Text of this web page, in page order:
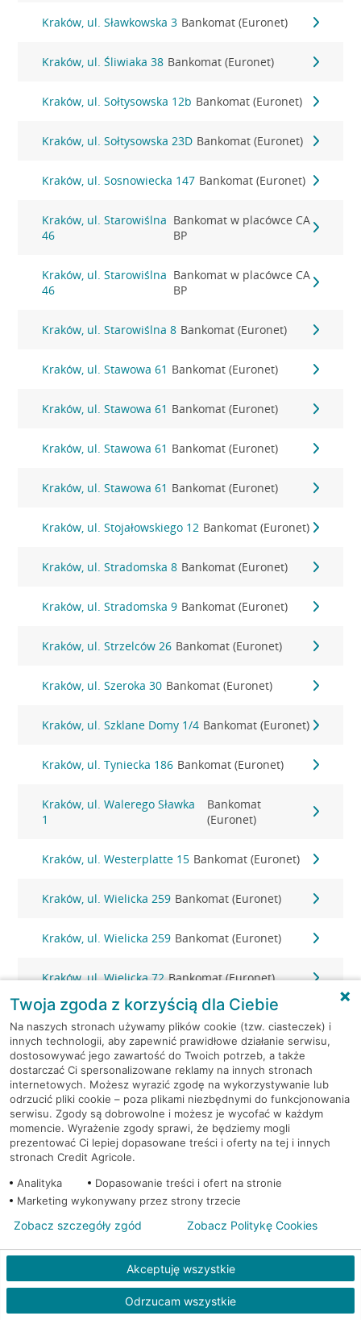
Kraków, ul. Sławkowska 3 Bankomat (Euronet)
Kraków, ul. Śliwiaka 38 Bankomat (Euronet)
Kraków, ul. Sołtysowska 12b Bankomat (Euronet)
Kraków, ul. Sołtysowska 23D Bankomat (Euronet)
Kraków, ul. Sosnowiecka 147 Bankomat (Euronet)
Kraków, ul. Starowiślna
46
Bankomat w placówce CA
BP
Kraków, ul. Starowiślna
46
Bankomat w placówce CA
BP
Kraków, ul. Starowiślna 8 Bankomat (Euronet)
Kraków, ul. Stawowa 61 Bankomat (Euronet)
Kraków, ul. Stawowa 61 Bankomat (Euronet)
Kraków, ul. Stawowa 61 Bankomat (Euronet)
Kraków, ul. Stawowa 61 Bankomat (Euronet)
Kraków, ul. Stojałowskiego 12 Bankomat (Euronet)
Kraków, ul. Stradomska 8 Bankomat (Euronet)
Kraków, ul. Stradomska 9 Bankomat (Euronet)
Kraków, ul. Strzelców 26 Bankomat (Euronet)
Kraków, ul. Szeroka 30 Bankomat (Euronet)
Kraków, ul. Szklane Domy 1/4 Bankomat (Euronet)
Kraków, ul. Tyniecka 186 Bankomat (Euronet)
Kraków, ul. Walerego Sławka
1
Bankomat
(Euronet)
Kraków, ul. Westerplatte 15 Bankomat (Euronet)
Kraków, ul. Wielicka 259 Bankomat (Euronet)
Kraków, ul. Wielicka 259 Bankomat (Euronet)
Kraków, ul. Wielicka 72 Bankomat (Euronet)
Kraków, ul. Wielicka 72 Bankomat (Euronet)
Kraków, ul. Wielicka 72 Bankomat (Euronet)
Kraków, ul. Wielicka 79 Bankomat (Euronet)
Kraków, ul. Wiślna 6 Bankomat (Euronet)
Kraków, ul. Włoska 2 Bankomat (Euronet)
Kraków, ul. Wysłouchów 1 Bankomat (Euronet)
Kraków, ul. Zakopiańska 105 Bankomat (Euronet)
Twoja zgoda z korzyścią dla Ciebie
Na naszych stronach używamy plików cookie (tzw. ciasteczek) i
innych technologii, aby zapewnić prawidłowe działanie serwisu,
dostosowywać jego zawartość do Twoich potrzeb, a także
dostarczać Ci spersonalizowane reklamy na innych stronach
internetowych. Możesz wyrazić zgodę na wykorzystywanie lub
odrzucić pliki cookie – poza plikami niezbędnymi do funkcjonowania
serwisu. Zgody są dobrowolne i możesz je wycofać w każdym
momencie. Wyrażenie zgody sprawi, że będziemy mogli
prezentować Ci lepiej dopasowane treści i oferty na tej i innych
stronach Credit Agricole.
Analityka
Dopasowanie treści i ofert na stronie
Marketing wykonywany przez strony trzecie
Akceptuję wszystkie
Odrzucam wszystkie
Zobacz szczegóły zgód Zobacz Politykę Cookies